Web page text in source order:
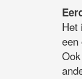
Het
een